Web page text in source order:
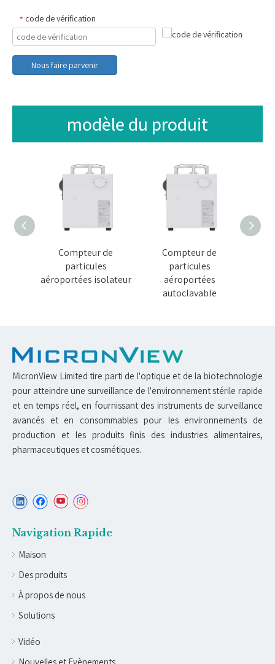
* code de vérification
Nous faire parvenir
modèle du produit
Compteur de
particules
aéroportées isolateur
Compteur de
particules
aéroportées
autoclavable
MicronView Limited tire parti de l'optique et de la biotechnologie
pour atteindre une surveillance de l'environnement stérile rapide
et en temps réel, en fournissant des instruments de surveillance
avancés et en consommables pour les environnements de
production et les produits finis des industries alimentaires,
pharmaceutiques et cosmétiques.
Navigation Rapide
Maison
Des produits
À propos de nous
Solutions
Vidéo